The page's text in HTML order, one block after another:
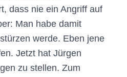
dass nie ein Angriff auf
Man habe damit
werde. Eben jene
Jetzt hat Jürgen
zu stellen. Zum